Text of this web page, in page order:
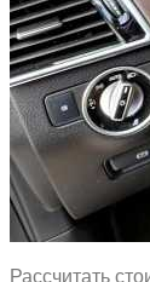
Рассчитать